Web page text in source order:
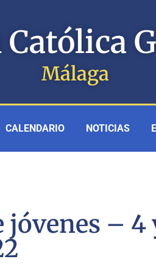
Málaga
CALENDARIO NOTICIAS
jóvenes – 4